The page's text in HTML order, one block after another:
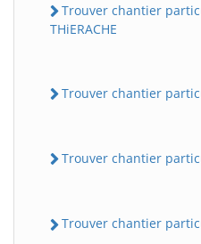
Trouver chantier
THiERACHE
Trouver chantier
Trouver chantier
Trouver chantier